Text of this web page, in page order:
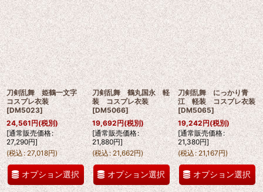
刀剣乱舞 姫鶴一文字
コスプレ衣装
[DM5023]
24,561円(税別)
[通常販売価格:
27,290円]
(税込: 27,018円)
オプション選択
刀剣乱舞 鶴丸国永 軽
装 コスプレ衣装
[DM5066]
19,692円(税別)
[通常販売価格:
21,880円]
(税込: 21,662円)
オプション選択
刀剣乱舞 にっかり青
江 軽装 コスプレ衣装
[DM5065]
19,242円(税別)
[通常販売価格:
21,380円]
(税込: 21,167円)
オプション選択